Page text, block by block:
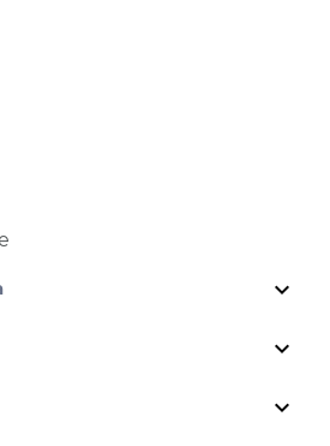
su youtube
su instagram
expand_more
expand_more
expand_more